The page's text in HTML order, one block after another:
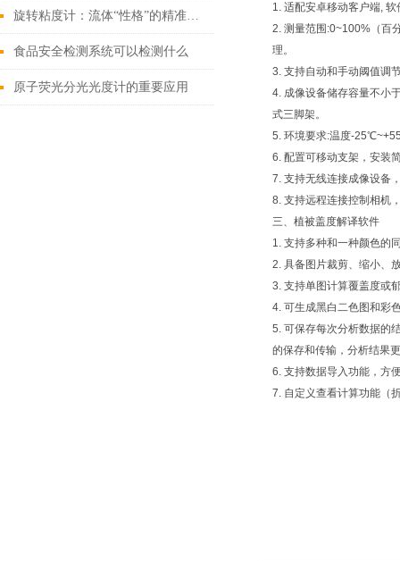
旋转粘度计：流体“性格”的精准解码者
食品安全检测系统可以检测什么
原子荧光分光光度计的重要应用
1. 适配安卓移动客户端,
2. 测量范围:0~100%（百
理。
3. 支持自动和手动阈值调
4. 成像设备储存容量不小
式三脚架。
5. 环境要求:温度-
6. 配置可移动支架，安装
7. 支持无线连接成像设备
8. 支持远程连接控制相机
三、植被盖度解译软件
1. 支持多种和一种颜色的
2. 具备图片裁剪、缩小、
3. 支持单图计算覆盖度或
4. 可生成黑白二色图和彩
5. 可保存每次分析数据的
的保存和传输，分析结果
6. 支持数据导入功能，方
7. 自定义查看计算功能（